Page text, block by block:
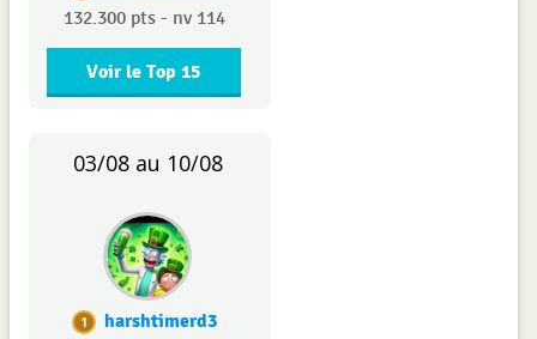
132.300 pts - nv 114
Voir le Top 15
03/08 au 10/08
1
harshtimerd3